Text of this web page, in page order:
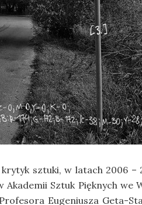
sztuki, w latach 2006 –
Sztuk Pięknych we
Eugeniusza Geta-